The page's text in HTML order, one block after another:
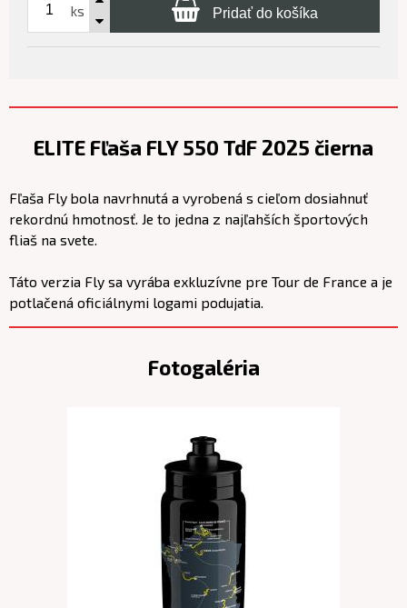
ks Pridať do košíka
ELITE Fľaša FLY 550 TdF 2025 čierna
Fľaša Fly bola navrhnutá a vyrobená s cieľom dosiahnuť
rekordnú hmotnosť. Je to jedna z najľahších športových
fliaš na svete.
Táto verzia Fly sa vyrába exkluzívne pre Tour de France a je
potlačená oficiálnymi logami podujatia.
Fotogaléria